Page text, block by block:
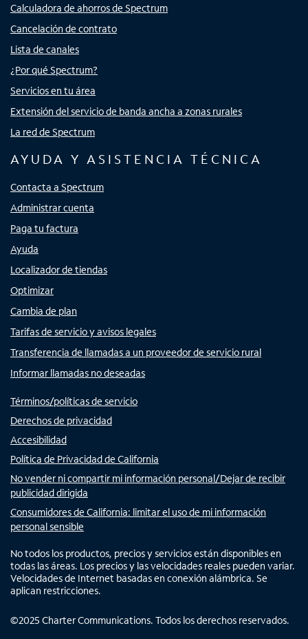
Calculadora de ahorros de Spectrum
Cancelación de contrato
Lista de canales
¿Por qué Spectrum?
Servicios en tu área
Extensión del servicio de banda ancha a zonas rurales
La red de Spectrum
AYUDA Y ASISTENCIA TÉCNICA
Contacta a Spectrum
Administrar cuenta
Paga tu factura
Ayuda
Localizador de tiendas
Optimizar
Cambia de plan
Tarifas de servicio y avisos legales
Transferencia de llamadas a un proveedor de servicio rural
Informar llamadas no deseadas
Términos/políticas de servicio
Derechos de privacidad
Accesibilidad
Política de Privacidad de California
No vender ni compartir mi información personal/Dejar de recibir
publicidad dirigida
Consumidores de California: limitar el uso de mi información
personal sensible
No todos los productos, precios y servicios están disponibles en
todas las áreas. Los precios y las velocidades reales pueden variar.
Velocidades de Internet basadas en conexión alámbrica. Se
aplican restricciones.
©2025 Charter Communications. Todos los derechos reservados.